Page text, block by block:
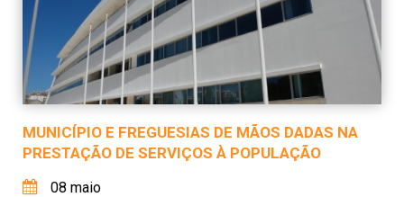
MUNICÍPIO E FREGUESIAS DE MÃOS DADAS NA
PRESTAÇÃO DE SERVIÇOS À POPULAÇÃO
08 maio